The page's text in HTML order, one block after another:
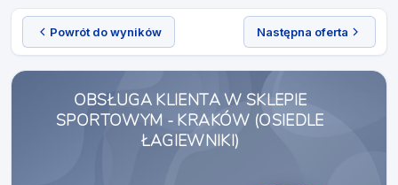
Powrót do wyników Następna oferta
OBSŁUGA KLIENTA W SKLEPIE
SPORTOWYM - KRAKÓW (OSIEDLE
ŁAGIEWNIKI)​